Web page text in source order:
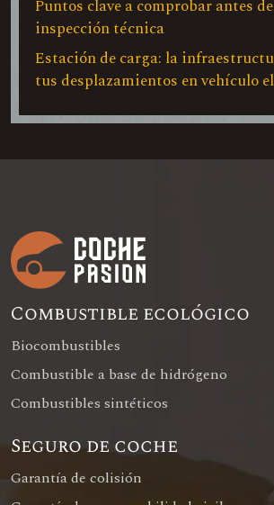
Puntos clave a comprobar antes
inspección técnica
Estación de carga: la
tus desplazamientos en vehículo
Combustible ecológico
Biocombustibles
Combustible a base de hidrógeno
Combustibles sintéticos
Seguro de coche
Garantía de colisión